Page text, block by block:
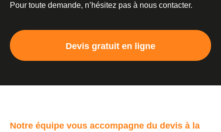
Pour toute demande, n’hésitez pas à nous contacter.
Devis gratuit en ligne
Notre équipe vous accompagne du devis à la